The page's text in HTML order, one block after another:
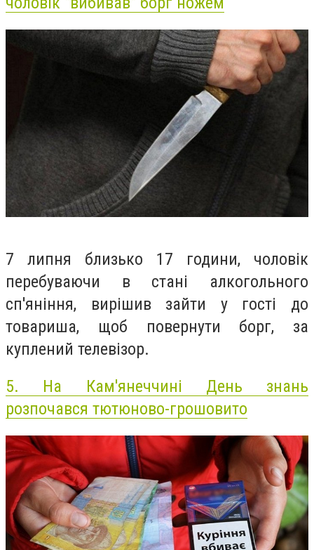
7 липня близько 17 години, чоловік
перебуваючи в стані алкогольного
сп'яніння, вирішив зайти у гості до
товариша, щоб повернути борг, за
куплений телевізор.
5. На Кам'янеччині День знань
розпочався тютюново-грошовито